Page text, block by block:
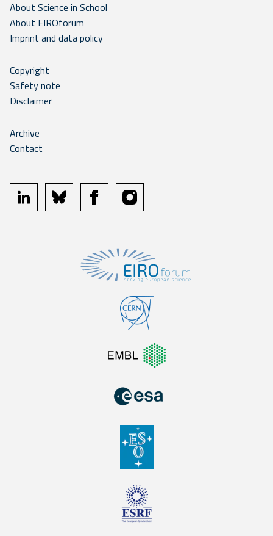
About Science in School
About EIROforum
Imprint and data policy
Copyright
Safety note
Disclaimer
Archive
Contact
linkedin bluesky facebookinstagram